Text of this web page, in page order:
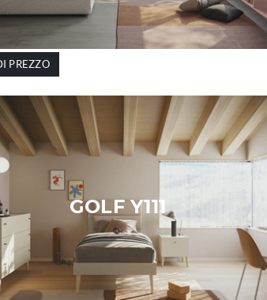
PREZZO
GOLF Y111